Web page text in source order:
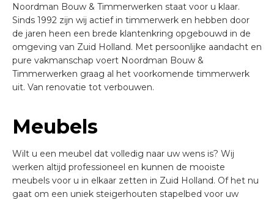
Noordman Bouw & Timmerwerken staat voor u klaar.
Sinds 1992 zijn wij actief in timmerwerk en hebben door
de jaren heen een brede klantenkring opgebouwd in de
omgeving van Zuid Holland. Met persoonlijke aandacht en
pure vakmanschap voert Noordman Bouw &
Timmerwerken graag al het voorkomende timmerwerk
uit. Van renovatie tot verbouwen.
Meubels
Wilt u een meubel dat volledig naar uw wens is? Wij
werken altijd professioneel en kunnen de mooiste
meubels voor u in elkaar zetten in Zuid Holland. Of het nu
gaat om een uniek steigerhouten stapelbed voor uw